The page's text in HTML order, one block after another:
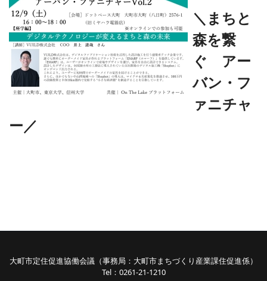
＼まちと
森を繋
ぐ アー
バン・フ
ァニチャ
ー／
大町市定住促進協働会議（事務局：大町市まちづくり産業課住促進係）
Tel：0261-21-1210